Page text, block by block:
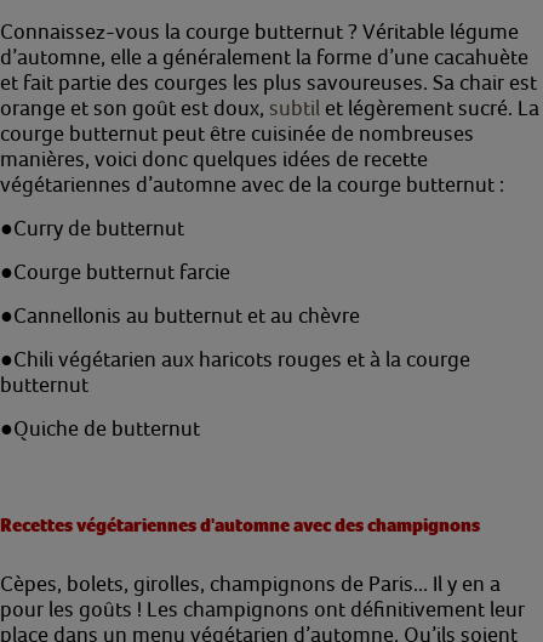
Connaissez-vous la courge butternut ? Véritable légume
d’automne, elle a généralement la forme d’une cacahuète
et fait partie des courges les plus savoureuses. Sa chair est
orange et son goût est doux, subtil et légèrement sucré. La
courge butternut peut être cuisinée de nombreuses
manières, voici donc quelques idées de recette
végétariennes d’automne avec de la courge butternut :
●Curry de butternut
●Courge butternut farcie
●Cannellonis au butternut et au chèvre
●Chili végétarien aux haricots rouges et à la courge
butternut
●Quiche de butternut
Recettes végétariennes d'automne avec des champignons
Cèpes, bolets, girolles, champignons de Paris... Il y en a
pour les goûts ! Les champignons ont définitivement leur
place dans un menu végétarien d’automne. Qu’ils soient